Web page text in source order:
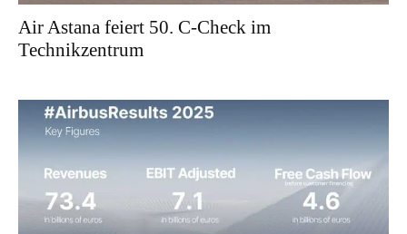
Air Astana feiert 50. C-Check im
Technikzentrum